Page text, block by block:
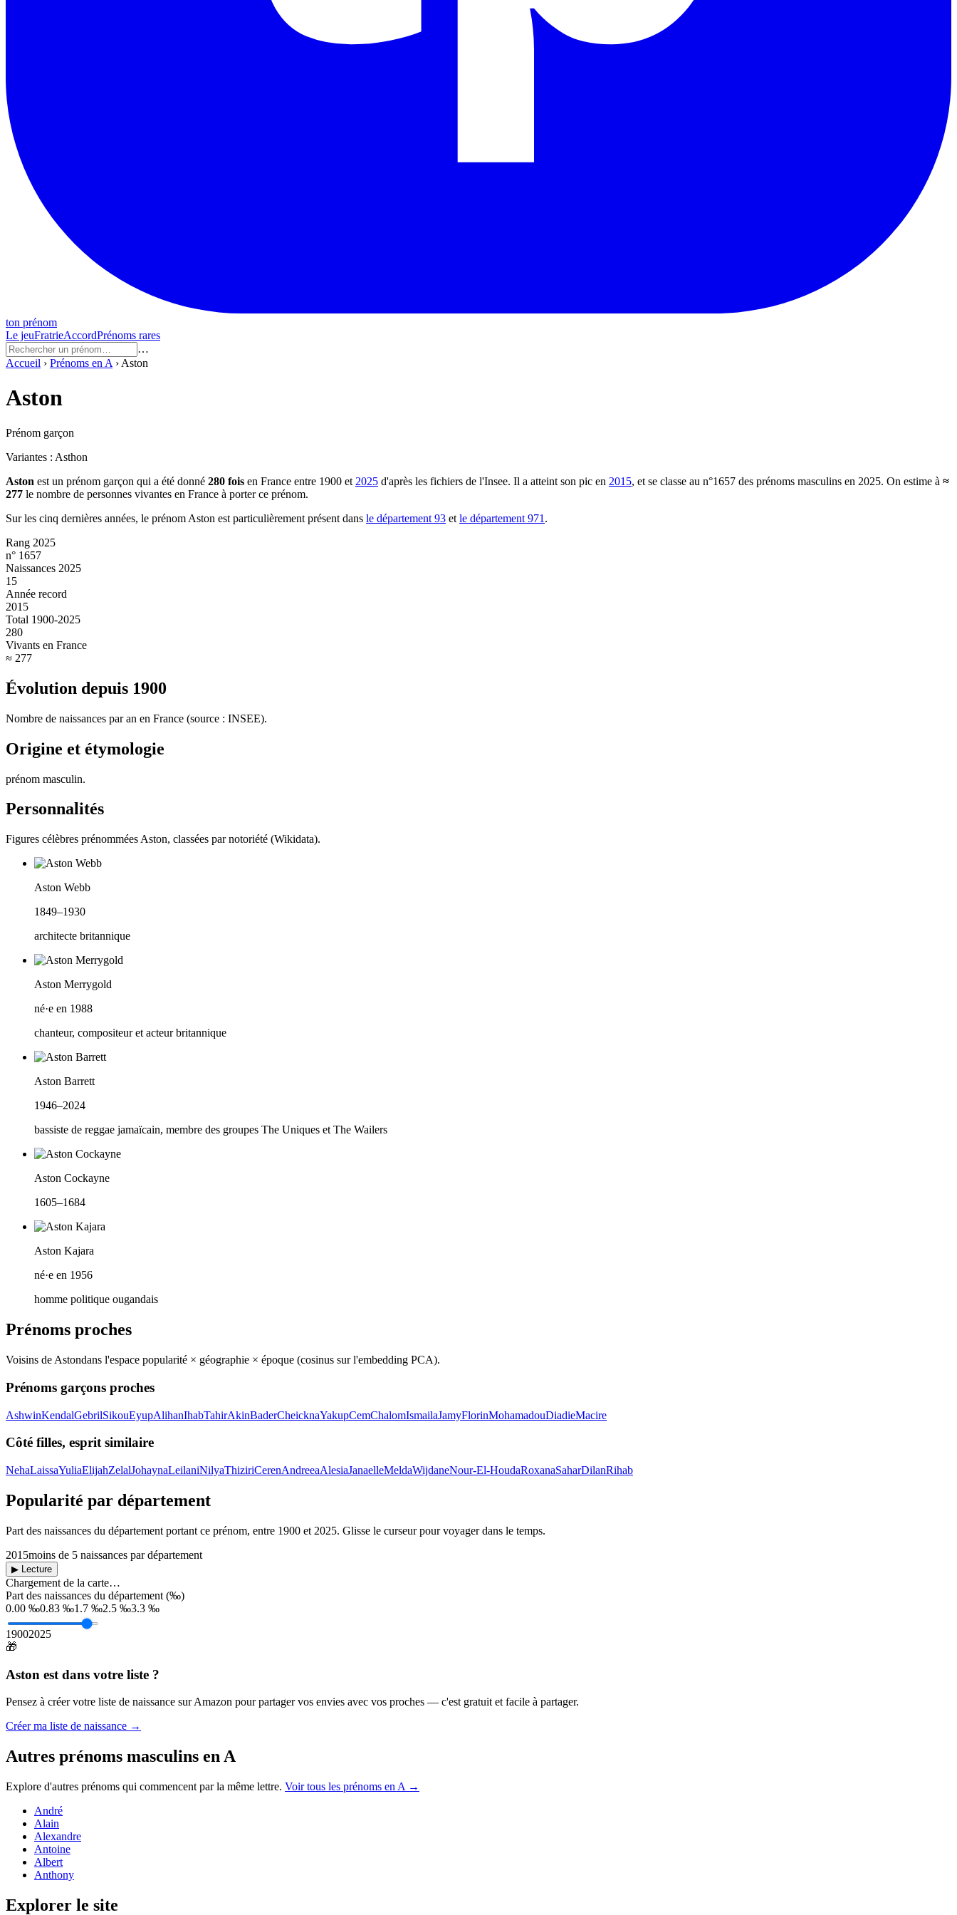
ton prénom
Le jeuFratrieAccordPrénoms rares
…
Accueil › Prénoms en A › Aston
Aston
Prénom garçon
Variantes : Asthon
Aston est un prénom garçon qui a été donné 280 fois en France entre 1900 et 2025 d'après les fichiers de l'Insee. Il a atteint son pic en 2015, et se classe au n°1657 des prénoms masculins en 2025. On estime à ≈
277 le nombre de personnes vivantes en France à porter ce prénom.
Sur les cinq dernières années, le prénom Aston est particulièrement présent dans le département 93 et le département 971 .
Rang 2025
n° 1657
Naissances 2025
15
Année record
2015
Total 1900-2025
280
Vivants en France
≈ 277
Évolution depuis 1900
Nombre de naissances par an en France (source : INSEE).
Origine et étymologie
prénom masculin.
Personnalités
Figures célèbres prénommées Aston, classées par notoriété (Wikidata).
Aston Webb
1849–1930
architecte britannique
Aston Merrygold
né·e en 1988
chanteur, compositeur et acteur britannique
Aston Barrett
1946–2024
bassiste de reggae jamaïcain, membre des groupes The Uniques et The Wailers
Aston Cockayne
1605–1684
Aston Kajara
né·e en 1956
homme politique ougandais
Prénoms proches
Voisins de Astondans l'espace popularité × géographie × époque (cosinus sur l'embedding PCA).
Prénoms garçons proches
AshwinKendalGebrilSikouEyupAlihanIhabTahirAkinBaderCheicknaYakupCemChalomIsmailaJamyFlorinMohamadouDiadieMacire
Côté filles, esprit similaire
NehaLaissaYuliaElijahZelalJohaynaLeilaniNilyaThiziriCerenAndreeaAlesiaJanaelleMeldaWijdaneNour-El-HoudaRoxanaSaharDilanRihab
Popularité par département
Part des naissances du département portant ce prénom, entre 1900 et 2025. Glisse le curseur pour voyager dans le temps.
2015moins de 5 naissances par département
▶ Lecture
Chargement de la carte…
Part des naissances du département (‰)
0.00 ‰0.83 ‰1.7 ‰2.5 ‰3.3 ‰
19002025
🎁
Aston est dans votre liste ?
Pensez à créer votre liste de naissance sur Amazon pour partager vos envies avec vos proches — c'est gratuit et facile à partager.
Créer ma liste de naissance →
Autres prénoms masculins en A
Explore d'autres prénoms qui commencent par la même lettre. Voir tous les prénoms en A →
André
Alain
Alexandre
Antoine
Albert
Anthony
Explorer le site